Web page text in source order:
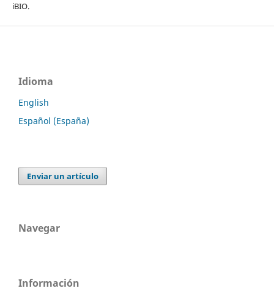
iBIO.
Idioma
English
Español (España)
Enviar un artículo
Navegar
Información